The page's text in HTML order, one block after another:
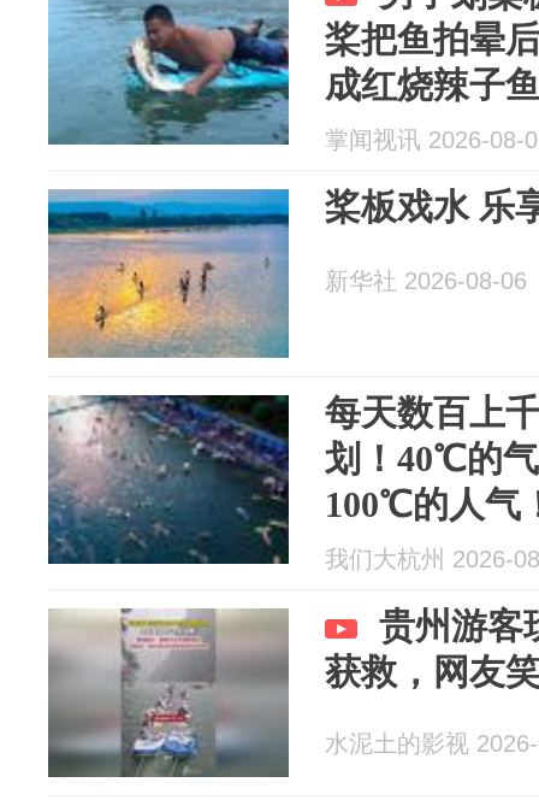
桨把鱼拍晕
成红烧辣子
掌闻视讯 2026-08-
桨板戏水 乐
新华社 2026-08-06
每天数百上
划！40℃的
100℃的人气
我们大杭州 2026-
贵州游客
获救，网友
水泥土的影视